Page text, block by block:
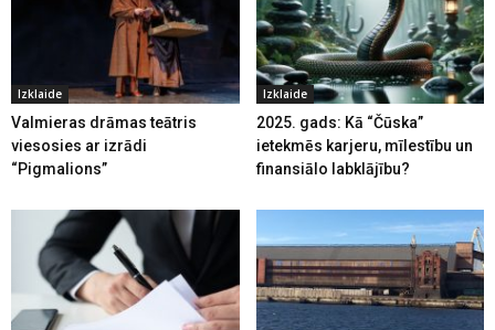
Izklaide
Valmieras drāmas teātris
viesosies ar izrādi
“Pigmalions”
Izklaide
2025. gads: Kā “Čūska”
ietekmēs karjeru, mīlestību un
finansiālo labklājību?